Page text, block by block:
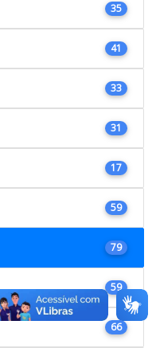
35
41
33
31
17
59
79
59
66